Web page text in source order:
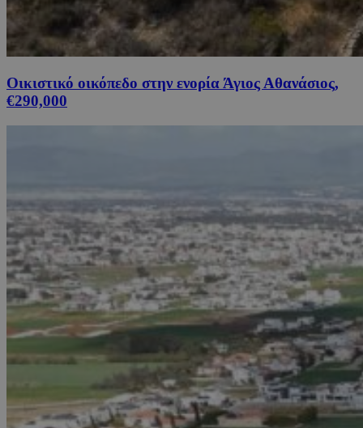
Οικιστικό οικόπεδο στην ενορία Άγιος Αθανάσιος,
€290,000